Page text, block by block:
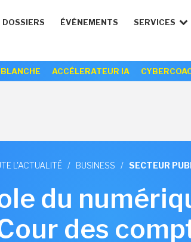
DOSSIERS ÉVÉNEMENTS SERVICES
ACCÉLERATEUR IA
L'ACTUALITÉ / BUSINESS / SECTEUR
du
des